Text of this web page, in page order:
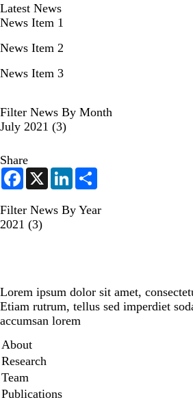
Latest News
News Item 1
News Item 2
News Item 3
Filter News By Month
July 2021 (3)
Share
F
e
b
o
X
L
k
e
r
e
Filter News By Year
2021 (3)
Lorem ipsum dolor sit amet,
Etiam rutrum, tellus sed imperdiet
accumsan lorem
Secondary menu
About
Research
Team
Publications